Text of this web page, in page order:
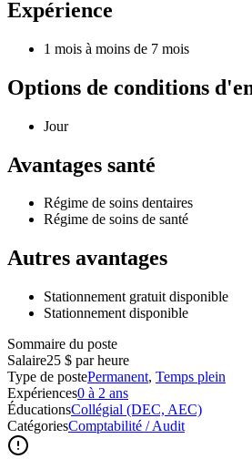
Expérience
1 mois à moins de 7 mois
Options de conditions
Jour
Avantages santé
Régime de soins dentaires
Régime de soins de santé
Autres avantages
Stationnement gratuit disponible
Stationnement disponible
Sommaire du poste
Salaire25 $ par heure
Type de postePermanent, Temps plein
Expériences0 à 2 ans
ÉducationsCollégial (DEC, AEC)
CatégoriesComptabilité / Audit